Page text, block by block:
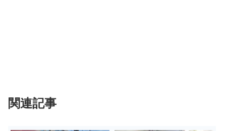
関連記事